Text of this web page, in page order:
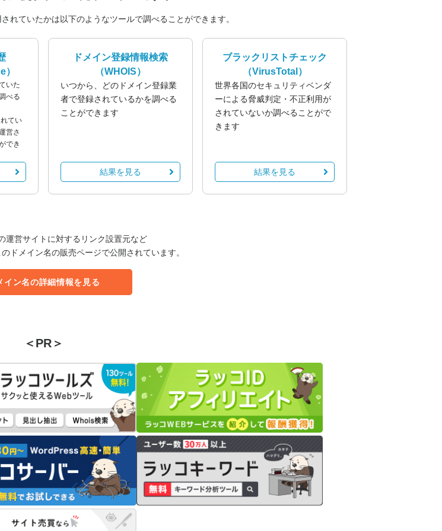
れていたかは以下のようなツールで調べることができます。
いた
べる
てい
営さ
でき
ドメイン登録情報検索
（WHOIS）
いつから、どのドメイン登録業
者で登録されているかを調べる
ことができます
結果を見る
ブラックリストチェック
（VirusTotal）
世界各国のセキュリティベンダ
ーによる脅威判定・不正利用が
されていないか調べることがで
きます
結果を見る
運営サイトに対するリンク設置元など
ドメイン名の販売ページで公開されています。
イン名の詳細情報を見る
＜PR＞